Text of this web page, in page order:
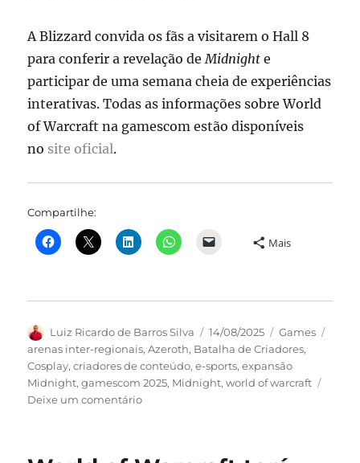
A Blizzard convida os fãs a visitarem o Hall 8
para conferir a revelação de Midnight e
participar de uma semana cheia de experiências
interativas. Todas as informações sobre World
of Warcraft na gamescom estão disponíveis
no site oficial.
Compartilhe:
Mais
Autor
Luiz Ricardo de Barros Silva
Publicado
em
14/08/2025 Categorias
Games
arenas inter-regionais,Azeroth, Batalha de Criadores,
Cosplay,criadores de conteúdo,e-sports,expansão
Midnight,gamescom 2025, Midnight,world of warcraft
Deixe um comentárioem